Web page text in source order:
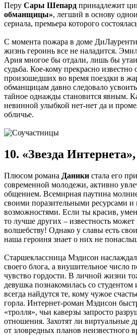
Перу Сары Шепард принадлежит
обманщицы», легший в основу
сериала, премьера которого
С момента пожара в доме
жизнь героинь все не наладится.
Ария многое бы отдали, лишь бы
судьба. Кое-кому прекрасно известно
произошедших во время поездки в
обманщицам давно следовало
тайное однажды становится явным.
невинной улыбкой нет-нет да и
обличье.
10. «Звезда
Плюсом романа Даники стала его
современной молодежи, активно
общением. Всемирная паутина
своими поразительными ресурсами
возможностями. Если ты красив,
то лучше других – известность
волшебству! Однако у славы есть
наша героиня знает о них не
Старшеклассница Мэдисон
своего блога, а внушительное число
чувство гордости. В личной жизни
девушка познакомилась со
всегда найдутся те, кому чужое
горла. Интернет-роман Мэдисон
«тролля», чьи каверзы запросто
отношения. Захотят ли виртуальные
от зловредных планов неизвестного